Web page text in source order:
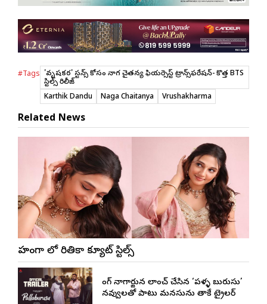
#Tags 'వృషకర్మ' స్టన్స్ కోసం నాగ చైతన్య ఫియర్సెస్ట్ ట్రాన్స్‌ఫర్మేషన్- కొత్త BTS
స్టిల్స్ రిలీజ్
Karthik Dandu
Naga Chaitanya Vrushakharma
Related News
లెహంగా లో రితికా క్యూట్ స్టిల్స్
కింగ్ నాగార్జున లాంచ్ చేసిన ‘పళ్ళ బురుసు’
నవ్వులతో పాటు మనసును తాకే ట్రైలర్